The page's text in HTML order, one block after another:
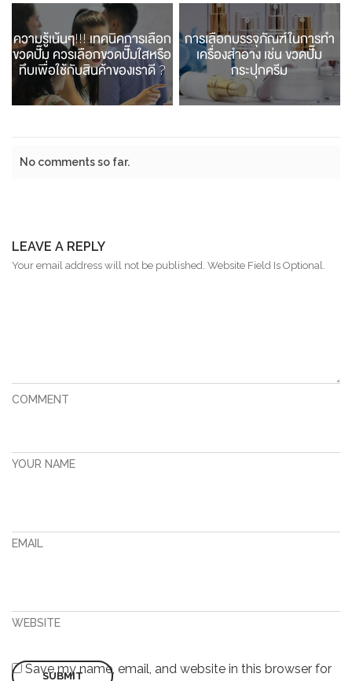
การเลือกบรรจุภัณฑ์ในการทำ
เครื่องสำอาง เช่น ขวดปั๊ม
กระปุกครีม
ความรู้เน้นๆ!!! เทคนิคการเลือก
ขวดปั๊ม ควรเลือกขวดปั๊มใสหรือ
ทึบเพื่อใช้กับสินค้าของเราดี ?
No comments so far.
LEAVE A REPLY
Your email address will not be published. Website Field Is Optional.
COMMENT
YOUR NAME
EMAIL
WEBSITE
Save my name, email, and website in this browser for